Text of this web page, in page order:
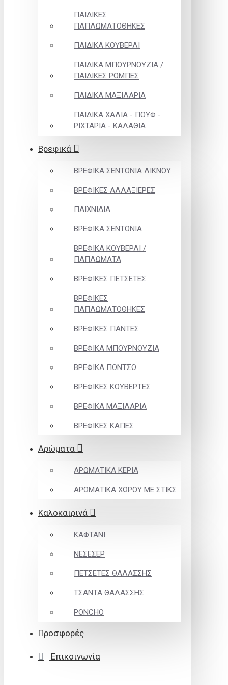
ΠΑΙΔΙΚΕΣ
ΠΑΠΛΩΜΑΤΟΘΗΚΕΣ
ΠΑΙΔΙΚΑ ΚΟΥΒΕΡΛΙ
ΠΑΙΔΙΚΑ ΜΠΟΥΡΝΟΥΖΙΑ /
ΠΑΙΔΙΚΕΣ ΡΟΜΠΕΣ
ΠΑΙΔΙΚΑ ΜΑΞΙΛΑΡΙΑ
ΠΑΙΔΙΚΑ ΧΑΛΙΑ - ΠΟΥΦ -
ΡΙΧΤΑΡΙΑ - ΚΑΛΑΘΙΑ
Βρεφικά
ΒΡΕΦΙΚΑ ΣΕΝΤΟΝΙΑ ΛΙΚΝΟΥ
ΒΡΕΦΙΚΕΣ ΑΛΛΑΞΙΕΡΕΣ
ΠΑΙΧΝΙΔΙΑ
ΒΡΕΦΙΚΑ ΣΕΝΤΟΝΙΑ
ΒΡΕΦΙΚΑ ΚΟΥΒΕΡΛΙ /
ΠΑΠΛΩΜΑΤΑ
ΒΡΕΦΙΚΕΣ ΠΕΤΣΕΤΕΣ
ΒΡΕΦΙΚΕΣ
ΠΑΠΛΩΜΑΤΟΘΗΚΕΣ
ΒΡΕΦΙΚΕΣ ΠΑΝΤΕΣ
ΒΡΕΦΙΚΑ ΜΠΟΥΡΝΟΥΖΙΑ
ΒΡΕΦΙΚΑ ΠΟΝΤΣΟ
ΒΡΕΦΙΚΕΣ ΚΟΥΒΕΡΤΕΣ
ΒΡΕΦΙΚΑ ΜΑΞΙΛΑΡΙΑ
ΒΡΕΦΙΚΕΣ ΚΑΠΕΣ
Αρώματα
ΑΡΩΜΑΤΙΚΑ ΚΕΡΙΑ
ΑΡΩΜΑΤΙΚΑ ΧΩΡΟΥ ΜΕ ΣΤΙΚΣ
Καλοκαιρινά
ΚΑΦΤΑΝΙ
ΝΕΣΕΣΕΡ
ΠΕΤΣΕΤΕΣ ΘΑΛΑΣΣΗΣ
ΤΣΑΝΤΑ ΘΑΛΑΣΣΗΣ
PONCHO
Προσφορές
Επικοινωνία